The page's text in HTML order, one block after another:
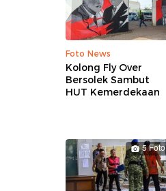
Foto News
Kolong Fly Over
Bersolek Sambut
HUT Kemerdekaan
5 Foto